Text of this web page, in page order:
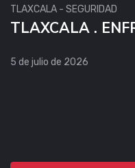
TLAXCALA - SEGURIDAD
TLAXCALA .
5 de julio de 2026